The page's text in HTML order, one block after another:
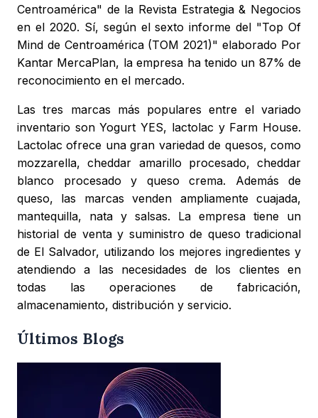
Centroamérica" de la Revista Estrategia & Negocios
en el 2020. Sí, según el sexto informe del "Top Of
Mind de Centroamérica (TOM 2021)" elaborado Por
Kantar MercaPlan, la empresa ha tenido un 87% de
reconocimiento en el mercado.
Las tres marcas más populares entre el variado
inventario son Yogurt YES, lactolac y Farm House.
Lactolac ofrece una gran variedad de quesos, como
mozzarella, cheddar amarillo procesado, cheddar
blanco procesado y queso crema. Además de
queso, las marcas venden ampliamente cuajada,
mantequilla, nata y salsas. La empresa tiene un
historial de venta y suministro de queso tradicional
de El Salvador, utilizando los mejores ingredientes y
atendiendo a las necesidades de los clientes en
todas las operaciones de fabricación,
almacenamiento, distribución y servicio.
Últimos Blogs